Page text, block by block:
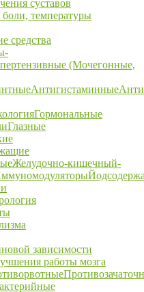
суставов
боли, температуры
средства
(Мочегонные,
Антигистаминные
Гормональные
Глазные
Желудочно-кишечный-
зависимости
работы мозга